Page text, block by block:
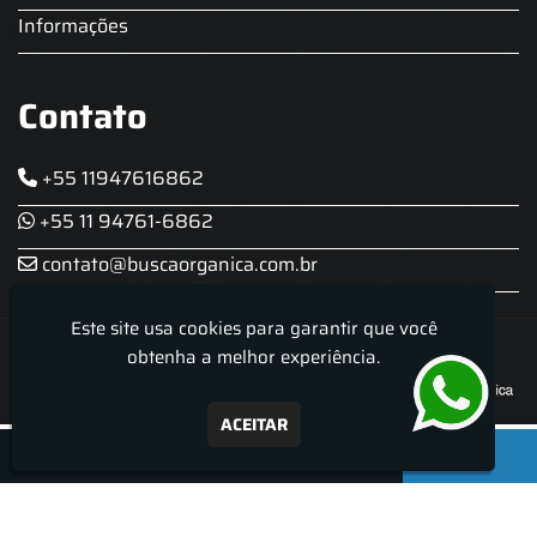
Informações
Contato
+55 11947616862
+55 11 94761-6862
contato@buscaorganica.com.br
Roda do Chopp - Aluguel De Chopeira
Este site usa cookies para garantir que você
obtenha a melhor experiência.
ACEITAR